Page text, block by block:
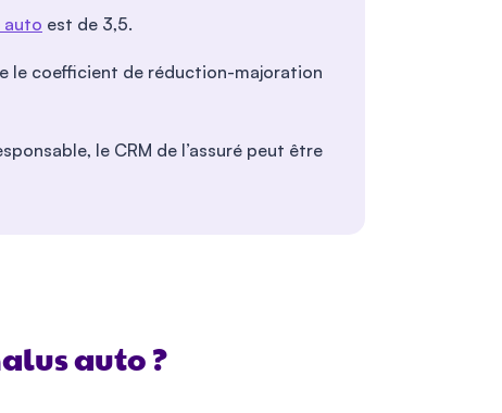
auto est de 3,5.
le coefficient de réduction-majoration
le CRM de l’assuré peut être
auto ?